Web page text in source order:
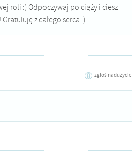
roli :) Odpoczywaj po ciąży i ciesz
z całego serca :)
zgłoś nadużycie